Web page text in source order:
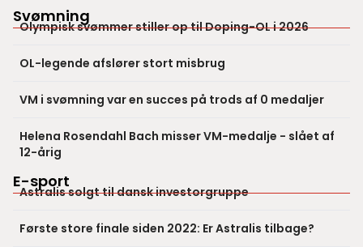
Svømning
Olympisk svømmer stiller op til Doping-OL i 2026
OL-legende afslører stort misbrug
VM i svømning var en succes på trods af 0 medaljer
Helena Rosendahl Bach misser VM-medalje - slået af
12-årig
E-sport
Astralis solgt til dansk investorgruppe
Første store finale siden 2022: Er Astralis tilbage?